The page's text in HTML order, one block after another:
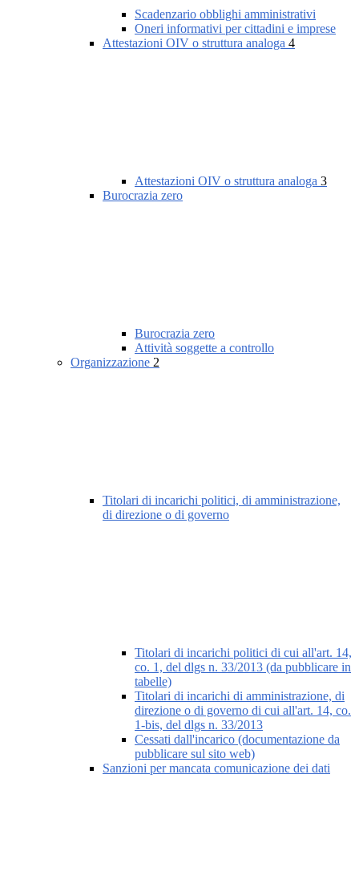
Scadenzario obblighi amministrativi
Oneri informativi per cittadini e imprese
Attestazioni OIV o struttura analoga 4
Attestazioni OIV o struttura analoga 3
Burocrazia zero
Burocrazia zero
Attività soggette a controllo
Organizzazione 2
Titolari di incarichi politici, di amministrazione,
di direzione o di governo
Titolari di incarichi politici di cui all'art. 14,
co. 1, del dlgs n. 33/2013 (da pubblicare in
tabelle)
Titolari di incarichi di amministrazione, di
direzione o di governo di cui all'art. 14, co.
1-bis, del dlgs n. 33/2013
Cessati dall'incarico (documentazione da
pubblicare sul sito web)
Sanzioni per mancata comunicazione dei dati